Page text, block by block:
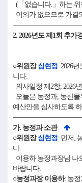
(「없습니다.」하는 위
이의가 없으므로 가결
2. 2026년도 제1회 추가
○위원장심현정: 2026
니다.
의사일정 제2항, 2026
오늘은 농정과, 농산
예산안을 심사하도록
가. 농정과 소관
○위원장심현정: 먼저,
다.
이용하 농정과장님 나
바랍니다.
○농정과장 이용하: 농